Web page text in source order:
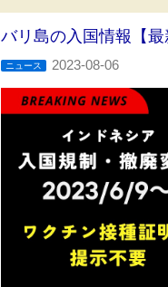
バリ島の入国情報【
ニュース 2023-08-06